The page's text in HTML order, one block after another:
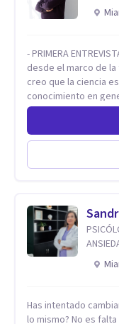
- PRIMERA
desde el marco de
creo que la ciencia
conocimiento en
interesan los
persona pueda
aceptando y
emocionales.
de ansiedad y del
Has intentado
lo mismo? No es